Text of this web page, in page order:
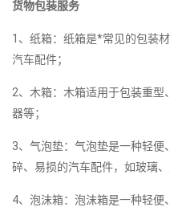
货物包装服务
1、纸箱：纸箱是*常见的包装
汽车配件；
2、木箱：木箱适用于包装重
器等；
3、气泡垫：气泡垫是一种轻便
碎、易损的汽车配件，如玻璃、
4、泡沫箱：泡沫箱是一种轻